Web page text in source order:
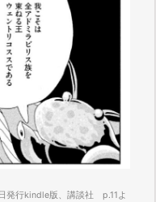
発行kindle版、講談社 p.11 よ